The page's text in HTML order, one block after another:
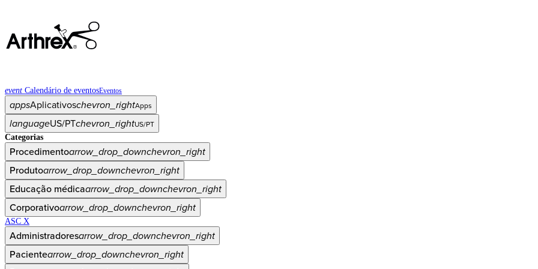
event Calendário de eventosEventos
appsAplicativoschevron_rightApps
languageUS/PTchevron_rightUS/PT
Categorias
Procedimentoarrow_drop_downchevron_right
Produtoarrow_drop_downchevron_right
Educação médicaarrow_drop_downchevron_right
Corporativoarrow_drop_downchevron_right
ASC X
Administradoresarrow_drop_downchevron_right
Pacientearrow_drop_downchevron_right